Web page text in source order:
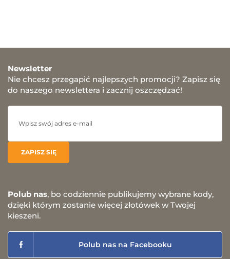
Newsletter
Nie chcesz przegapić najlepszych promocji? Zapisz się
do naszego newslettera i zacznij oszczędzać!
Polub nas, bo codziennie publikujemy wybrane kody,
dzięki którym zostanie więcej złotówek w Twojej
kieszeni.
Polub nas na Facebooku